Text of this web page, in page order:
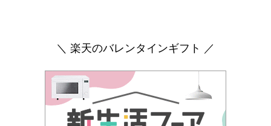
＼ 楽天のバレンタインギフト ／